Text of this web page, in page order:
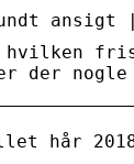
ansigt |
der
hår